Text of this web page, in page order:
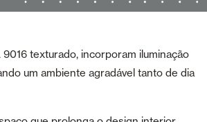
9016 texturado, incorporam iluminação
um ambiente agradável tanto de dia